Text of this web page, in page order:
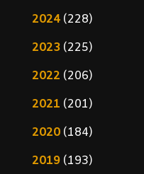
2024(228)
2023(225)
2022 (206)
2021 (201)
2020(184)
2019(193)